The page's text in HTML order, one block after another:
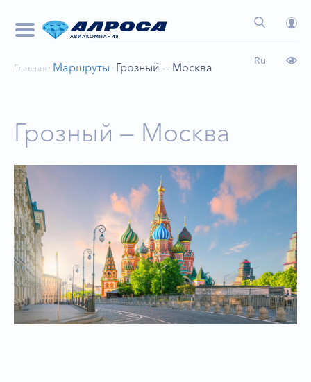
Ru
Главная Маршруты Грозный — Москва
Грозный — Москва